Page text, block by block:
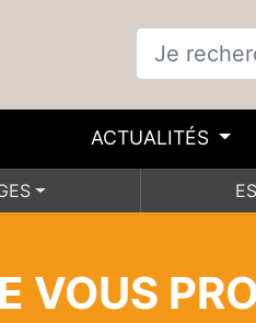
ACTUALITÉS
VOUS